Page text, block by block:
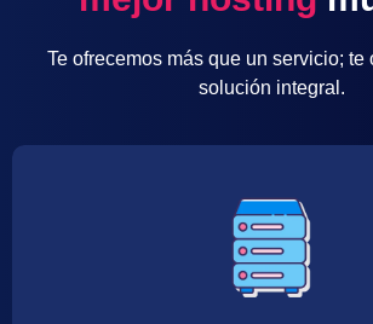
Te ofrecemos más que un servicio; te
solución integral.